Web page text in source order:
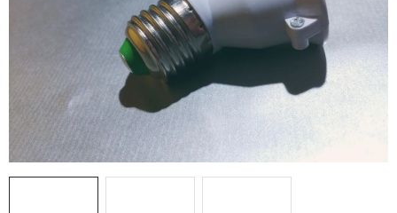
Hodnotenie obchodu O nákupu
Blog
Obchodné podmienky
Predávané značky
Podmienky o ochrane osobných údajov